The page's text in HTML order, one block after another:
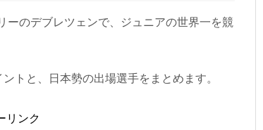
のデブレツェンで、ジュニアの世界一を競
トと、日本勢の出場選手をまとめます。
リンク